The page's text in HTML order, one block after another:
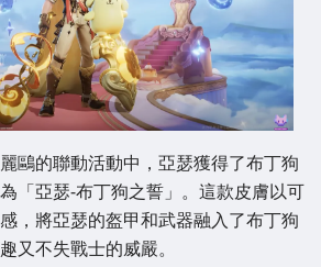
鷗的聯動活動中，亞瑟獲得了布丁狗
「亞瑟-布丁狗之誓」。這款皮膚以可
，將亞瑟的盔甲和武器融入了布丁狗
又不失戰士的威嚴。